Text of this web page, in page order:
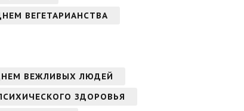
ВЕГЕТАРИАНСТВА
ВЕЖЛИВЫХ ЛЮДЕЙ
ЗДОРОВЬЯ